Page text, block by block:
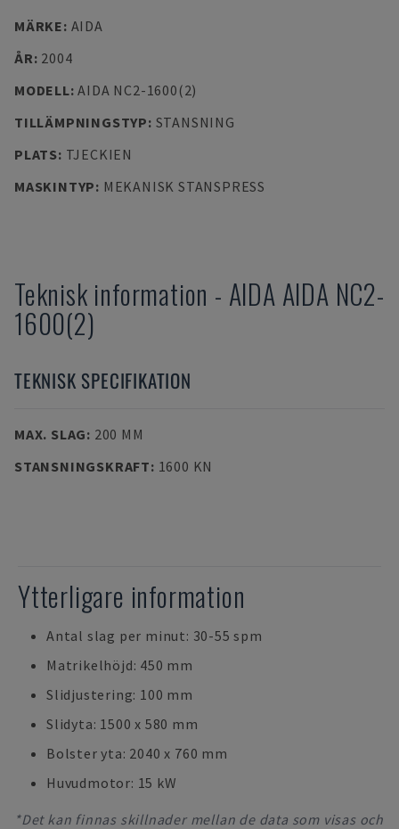
MÄRKE: AIDA
ÅR: 2004
MODELL:AIDA NC2-1600(2)
TILLÄMPNINGSTYP: STANSNING
PLATS: TJECKIEN
MASKINTYP: MEKANISK STANSPRESS
Teknisk information - AIDA AIDA NC2-
1600(2)
TEKNISK SPECIFIKATION
MAX. SLAG: 200 MM
STANSNINGSKRAFT: 1600 KN
Ytterligare information
Antal slag per minut: 30-55 spm
Matrikelhöjd: 450 mm
Slidjustering: 100 mm
Slidyta: 1500 x 580 mm
Bolster yta: 2040 x 760 mm
Huvudmotor: 15 kW
*Det kan finnas skillnader mellan de data som visas och